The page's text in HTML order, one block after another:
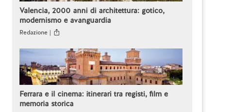
Valencia, 2000 anni di architettura: gotico,
modernismo e avanguardia
Redazione |
Ferrara e il cinema: itinerari tra registi, film e
memoria storica